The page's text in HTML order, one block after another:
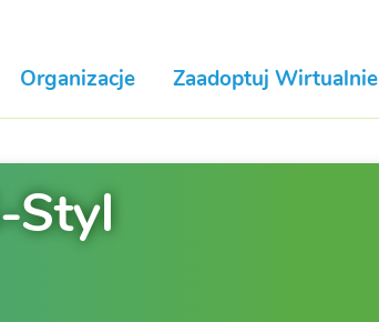
Organizacje Zaadoptuj Wirtualnie
Styl